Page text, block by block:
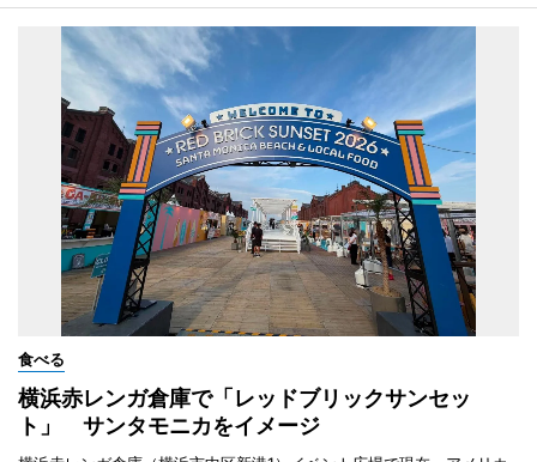
食べる
横浜赤レンガ倉庫で「レッドブリックサンセッ
ト」 サンタモニカをイメージ